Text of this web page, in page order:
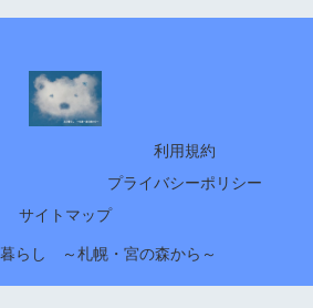
利用規約
プライバシーポリシー
サイトマップ
らし ～札幌・宮の森から～